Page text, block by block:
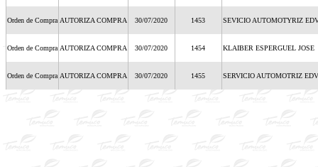
Orden de Compra AUTORIZA COMPRA 30/07/2020 1453 SEVICIO AUTOMOTYRIZ
Orden de Compra AUTORIZA COMPRA 30/07/2020 1454 KLAIBER ESPERGUEL JOSE
Orden de Compra AUTORIZA COMPRA 30/07/2020 1455 SERVICIO AUTOMOTRIZ